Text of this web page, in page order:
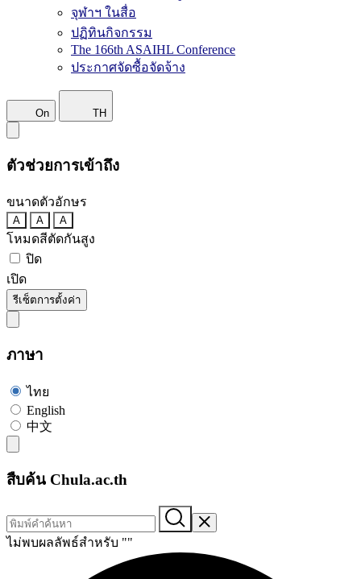
จุฬาฯ ในสื่อ
ปฏิทินกิจกรรม
The 166th ASAIHL Conference
ประกาศจัดซื้อจัดจ้าง
On TH
ตัวช่วยการเข้าถึง
ขนาดตัวอักษร
A A A
โหมดสีตัดกันสูง
ปิด
เปิด
รีเซ็ตการตั้งค่า
ภาษา
ไทย
English
中文
สืบค้น Chula.ac.th
ไม่พบผลลัพธ์สำหรับ ""